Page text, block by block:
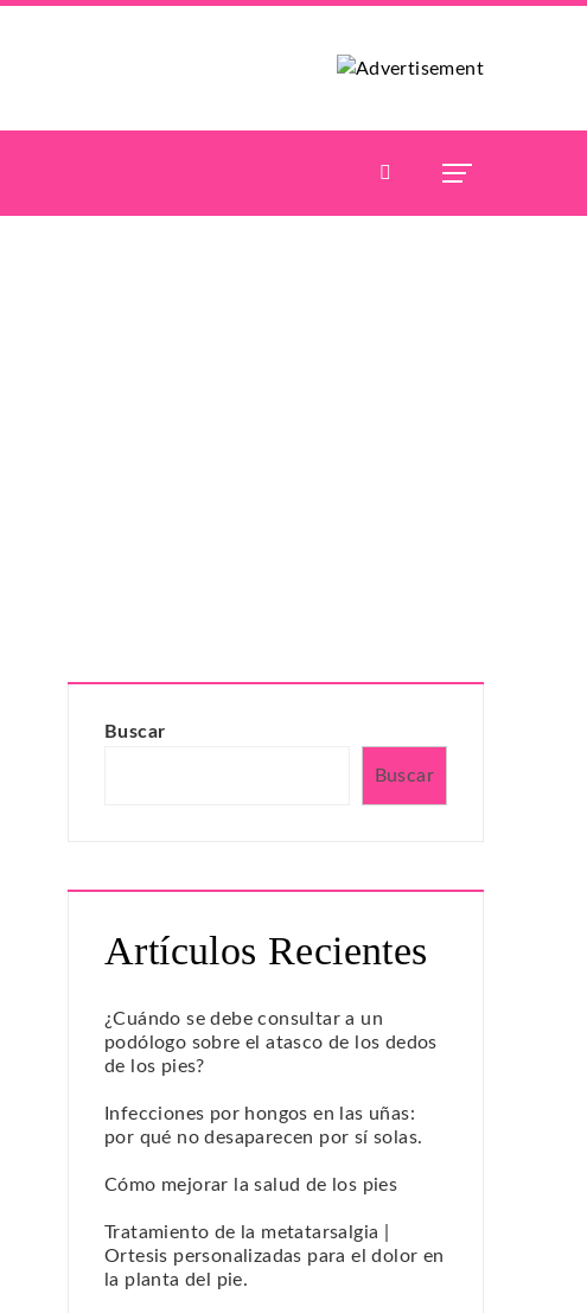
Buscar
Buscar
Artículos Recientes
¿Cuándo se debe consultar a un
podólogo sobre el atasco de los dedos
de los pies?
Infecciones por hongos en las uñas:
por qué no desaparecen por sí solas.
Cómo mejorar la salud de los pies
Tratamiento de la metatarsalgia |
Ortesis personalizadas para el dolor en
la planta del pie.